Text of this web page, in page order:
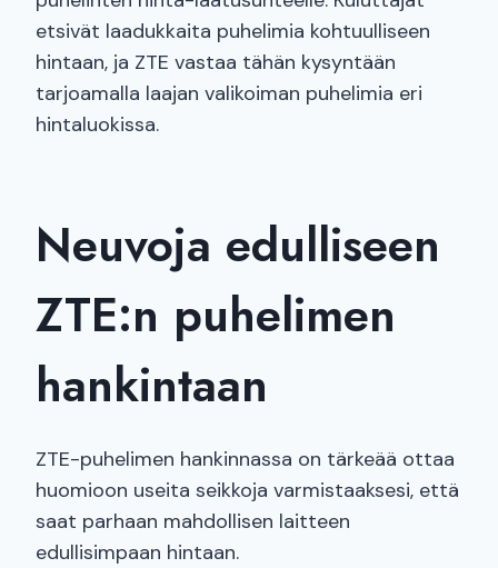
etsivät laadukkaita puhelimia kohtuulliseen
hintaan, ja ZTE vastaa tähän kysyntään
tarjoamalla laajan valikoiman puhelimia eri
hintaluokissa.
Neuvoja edulliseen
ZTE:n puhelimen
hankintaan
ZTE-puhelimen hankinnassa on tärkeää ottaa
huomioon useita seikkoja varmistaaksesi, että
saat parhaan mahdollisen laitteen
edullisimpaan hintaan.